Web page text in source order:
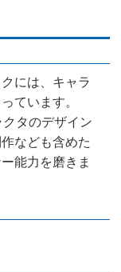
には、キャラ
ています。
タのデザイン
なども含めた
能力を磨きま